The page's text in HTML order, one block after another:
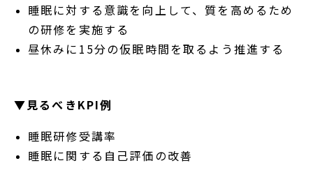
睡眠に対する意識を向上して、質を高めるため
の研修を実施する
昼休みに15分の仮眠時間を取るよう推進する
▼見るべきKPI例
睡眠研修受講率
睡眠に関する自己評価の改善